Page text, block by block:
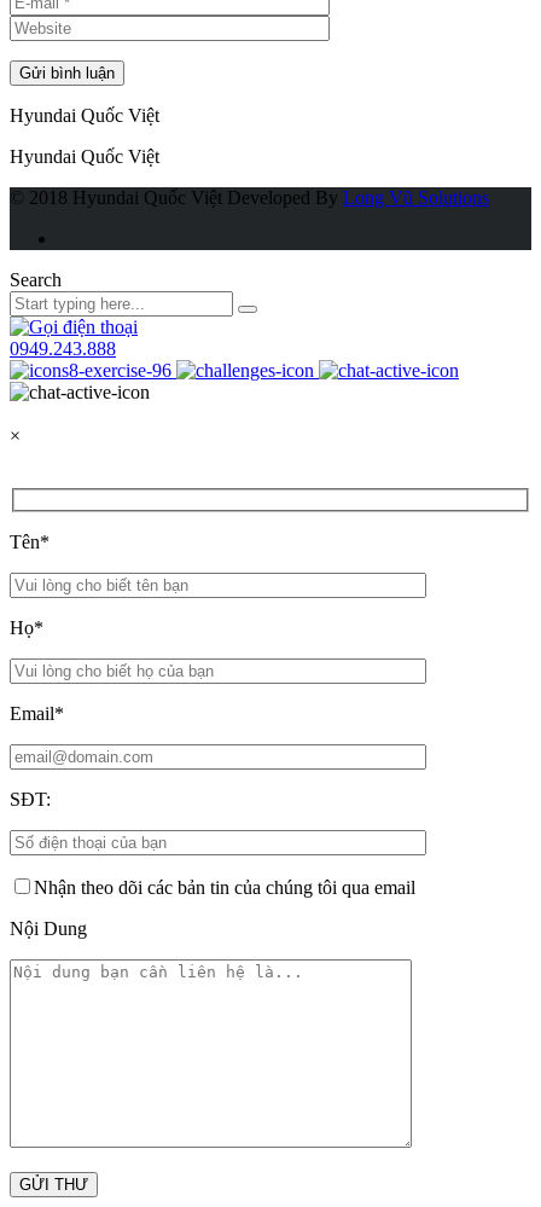
Hyundai Quốc Việt
Hyundai Quốc Việt
© 2018 Hyundai Quốc Việt Developed By Long Vũ Solutions
Search
0949.243.888
×
Tên*
Họ*
Email*
SĐT:
Nhận theo dõi các bản tin của chúng tôi qua email
Nội Dung